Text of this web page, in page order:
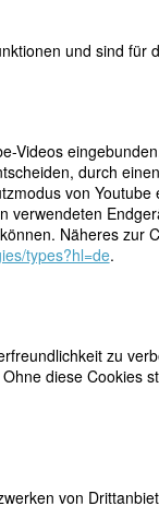
SchriftstellerInnen
Zeilen aus
undThe World Split
enorm produktive
Übersetzungen
um
amerikanischen
aber auf, als ihr
und Gedichte
Sie schreibt
unter
nächsten 15
und sind
Videos
durch
von
verwendeten
Näheres zur
types?hl=de.
zu
diese Cookies
von